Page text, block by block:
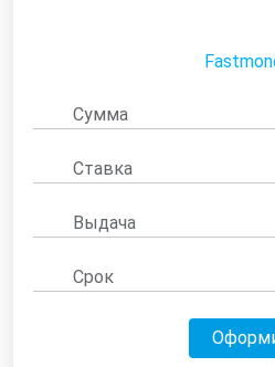
Сумма
Ставка
Выдача
Срок